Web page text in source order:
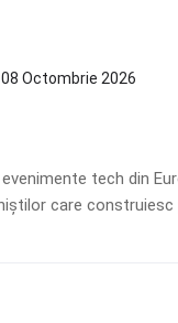
Octombrie 2026
tech din
care construiesc